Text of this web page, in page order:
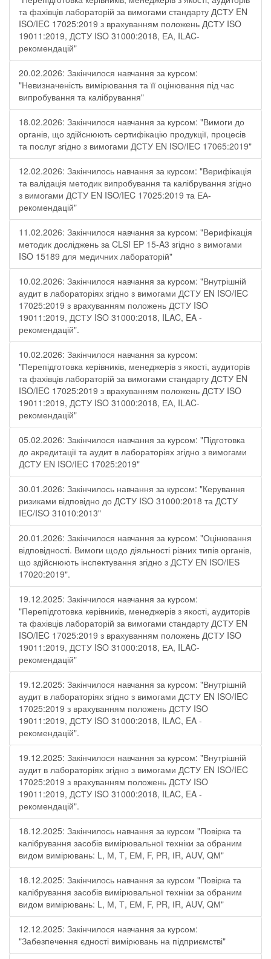
та фахівців лабораторій за вимогами стандарту ДСТУ EN
ISO/IEC 17025:2019 з врахуванням положень ДСТУ ISO
19011:2019, ДСТУ ISO 31000:2018, ЕА, ILAC-
рекомендацій"
20.02.2026: Закінчилося навчання за курсом:
"Невизначеність вимірювання та її оцінювання під час
випробування та калібрування"
18.02.2026: Закінчилося навчання за курсом: "Вимоги до
органів, що здійснюють сертифікацію продукції, процесів
та послуг згідно з вимогами ДСТУ EN ISO/IEC 17065:2019"
12.02.2026: Закінчилось навчання за курсом: "Верифікація
та валідація методик випробування та калібрування згідно
з вимогами ДСТУ EN ISO/IEC 17025:2019 та ЕА-
рекомендацій"
11.02.2026: Закінчилося навчання за курсом: "Верифікація
методик досліджень за CLSI EP 15-A3 згідно з вимогами
ISO 15189 для медичних лабораторій"
10.02.2026: Закінчилося навчання за курсом: "Внутрішній
аудит в лабораторіях згідно з вимогами ДСТУ EN ISO/IEC
17025:2019 з врахуванням положень ДСТУ ISO
19011:2019, ДСТУ ISO 31000:2018, ILAC, EA -
рекомендацій".
10.02.2026: Закінчилося навчання за курсом:
"Перепідготовка керівників, менеджерів з якості, аудиторів
та фахівців лабораторій за вимогами стандарту ДСТУ EN
ISO/IEC 17025:2019 з врахуванням положень ДСТУ ISO
19011:2019, ДСТУ ISO 31000:2018, ЕА, ILAC-
рекомендацій"
05.02.2026: Закінчилося навчання за курсом: "Підготовка
до акредитації та аудит в лабораторіях згідно з вимогами
ДСТУ EN ISO/IEC 17025:2019"
30.01.2026: Закінчилось навчання за курсом: "Керування
ризиками відповідно до ДСТУ ISO 31000:2018 та ДСТУ
IEC/ISO 31010:2013"
20.01.2026: Закінчилося навчання за курсом: "Оцінювання
відповідності. Вимоги щодо діяльності різних типів органів,
що здійснюють інспектування згідно з ДСТУ ЕN ISO/IES
17020:2019".
19.12.2025: Закінчилося навчання за курсом:
"Перепідготовка керівників, менеджерів з якості, аудиторів
та фахівців лабораторій за вимогами стандарту ДСТУ EN
ISO/IEC 17025:2019 з врахуванням положень ДСТУ ISO
19011:2019, ДСТУ ISO 31000:2018, ЕА, ILAC-
рекомендацій"
19.12.2025: Закінчилося навчання за курсом: "Внутрішній
аудит в лабораторіях згідно з вимогами ДСТУ EN ISO/IEC
17025:2019 з врахуванням положень ДСТУ ISO
19011:2019, ДСТУ ISO 31000:2018, ILAC, EA -
рекомендацій".
19.12.2025: Закінчилося навчання за курсом: "Внутрішній
аудит в лабораторіях згідно з вимогами ДСТУ EN ISO/IEC
17025:2019 з врахуванням положень ДСТУ ISO
19011:2019, ДСТУ ISO 31000:2018, ILAC, EA -
рекомендацій".
18.12.2025: Закінчилось навчання за курсом "Повірка та
калібрування засобів вимірювальної техніки за обраним
видом вимірювань: L, М, Т, ЕМ, F, РR, ІR, АUV, QМ"
18.12.2025: Закінчилось навчання за курсом "Повірка та
калібрування засобів вимірювальної техніки за обраним
видом вимірювань: L, М, Т, ЕМ, F, РR, ІR, АUV, QМ"
12.12.2025: Закінчилося навчання за курсом:
"Забезпечення єдності вимірювань на підприємстві"